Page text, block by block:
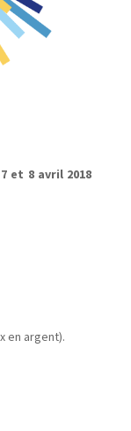
et 8 avril 2018
en argent).